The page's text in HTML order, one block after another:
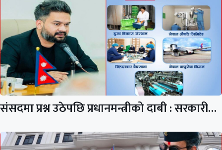
संसदमा प्रश्न उठेपछि प्रधानमन्त्रीको दाबी : सरकारी…